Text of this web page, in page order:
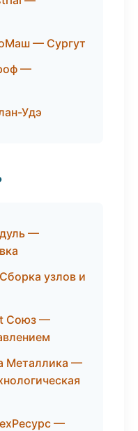
— Сургут
—
Удэ
—
узлов и
Союз —
Металлика —
—